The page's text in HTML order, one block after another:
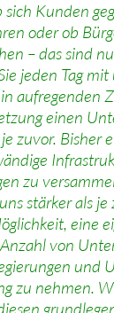
sich Kunden
oder ob
– das sind
jeden Tag
aufregenden
einen
zuvor. Bisher
zu
stärker als je
eine
von
und
zu nehmen.